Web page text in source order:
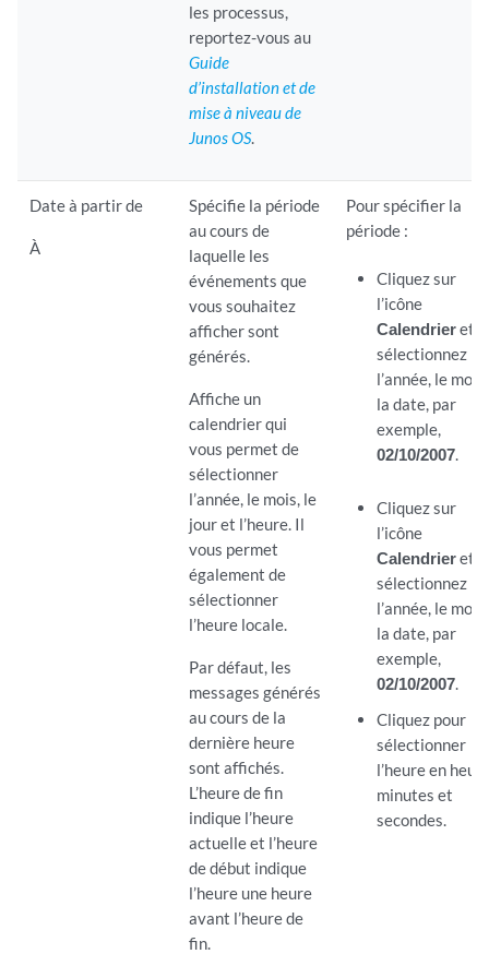
les processus,
reportez-vous au
Guide
d’installation et de
mise à niveau de
Junos OS.
Date à partir de
À
Spécifie la période
au cours de
laquelle les
événements que
vous souhaitez
afficher sont
générés.
Affiche un
calendrier qui
vous permet de
sélectionner
l’année, le mois, le
jour et l’heure. Il
vous permet
également de
sélectionner
l’heure locale.
Par défaut, les
messages générés
au cours de la
dernière heure
sont affichés.
L’heure de fin
indique l’heure
actuelle et l’heure
de début indique
l’heure une heure
avant l’heure de
fin.
Pour spécifier la
période :
Cliquez sur
l’icône
Calendrieret
sélectionnez
l’année, le
la date, par
exemple,
02/10/2007.
Cliquez sur
l’icône
Calendrieret
sélectionnez
l’année, le
la date, par
exemple,
02/10/2007.
Cliquez pour
sélectionner
l’heure en
minutes et
secondes.